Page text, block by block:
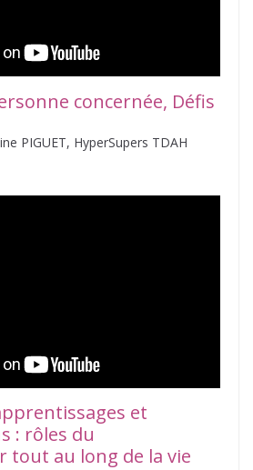
concernée, Défis
PIGUET, HyperSupers TDAH
et
: rôles du
tout au long de la vie